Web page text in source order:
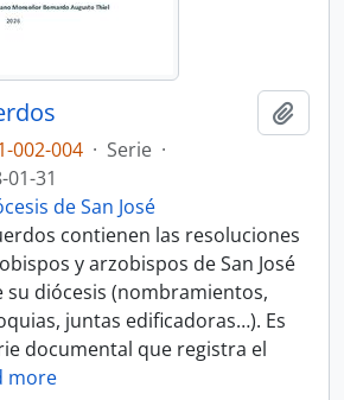
002-004 · Serie ·
01-31
de San José
contienen las resoluciones
y arzobispos de San José
su diócesis (nombramientos,
juntas edificadoras…). Es
documental que registra el
more